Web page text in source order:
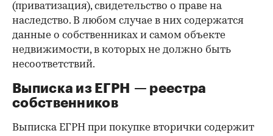
(приватизация), свидетельство о праве на
наследство. В любом случае в них содержатся
данные о собственниках и самом объекте
недвижимости, в которых не должно быть
несоответствий.
Выписка из ЕГРН — реестра
собственников
Выписка ЕГРН при покупке вторички содержит